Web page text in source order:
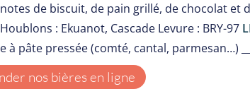
de biscuit, de pain grillé, de chocolat et
: Ekuanot, Cascade Levure : BRY-97
pâte pressée (comté, cantal, parmesan…)
nos bières en ligne